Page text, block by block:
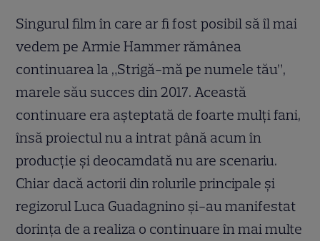
Singurul film în care ar fi fost posibil să îl mai
vedem pe Armie Hammer rămânea
continuarea la „Strigă-mă pe numele tău”,
marele său succes din 2017.Această
continuare era așteptată de foarte mulți fani,
însăproiectul nu a intrat până acum în
producție și deocamdată nu are scenariu.
Chiar dacă actorii din rolurile principale și
regizorul Luca Guadagnino și-au manifestat
dorința de a realiza o continuare în mai multe